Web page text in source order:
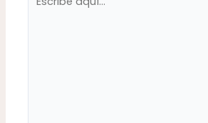
aquí...